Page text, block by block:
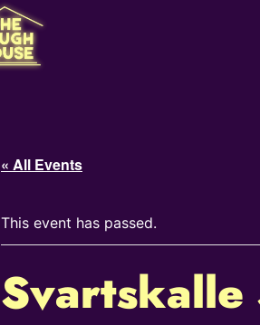
« All Events
This event has passed.
Svartskalle